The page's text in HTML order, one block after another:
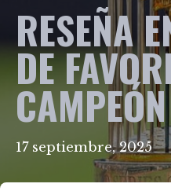
RESEÑA
DE
17 septiembre, 2025